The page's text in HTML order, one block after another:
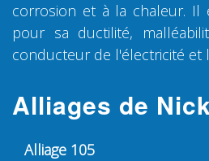
corrosion et à la chaleur. Il
pour sa ductilité,
conducteur de l'électricité et
Alliages de
Alliage 105